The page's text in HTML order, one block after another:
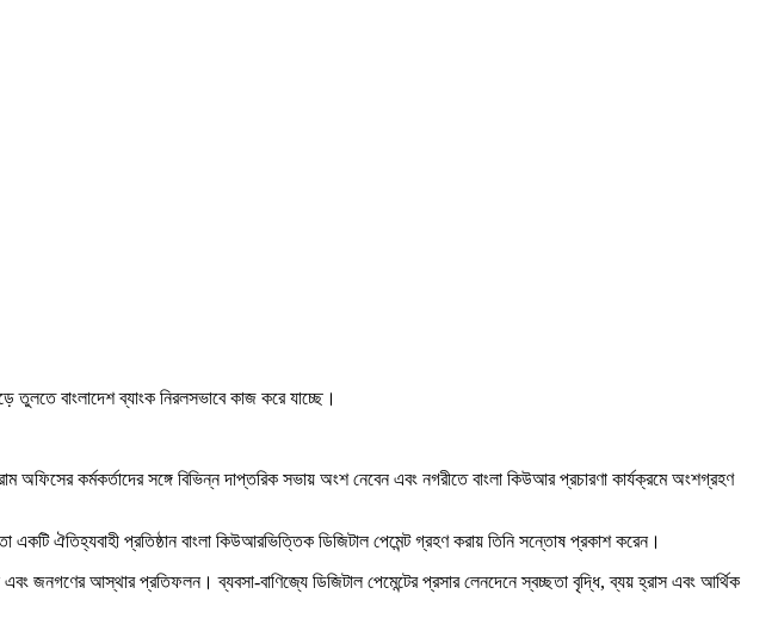
বাংলাদেশ ব্যাংক নিরলসভাবে কাজ করে যাচ্ছে।
কর্মকর্তাদের সঙ্গে বিভিন্ন দাপ্তরিক সভায় অংশ নেবেন এবং নগরীতে বাংলা কিউআর প্রচারণা কার্যক্রমে অংশগ্রহণ
ঐতিহ্যবাহী প্রতিষ্ঠান বাংলা কিউআরভিত্তিক ডিজিটাল পেমেন্ট গ্রহণ করায় তিনি সন্তোষ প্রকাশ করেন।
জনগণের আস্থার প্রতিফলন। ব্যবসা-বাণিজ্যে ডিজিটাল পেমেন্টের প্রসার লেনদেনে স্বচ্ছতা বৃদ্ধি, ব্যয় হ্রাস এবং আর্থিক